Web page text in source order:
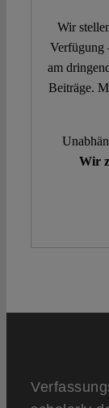
Wir
Verfügung
am
Beiträge.
Wir